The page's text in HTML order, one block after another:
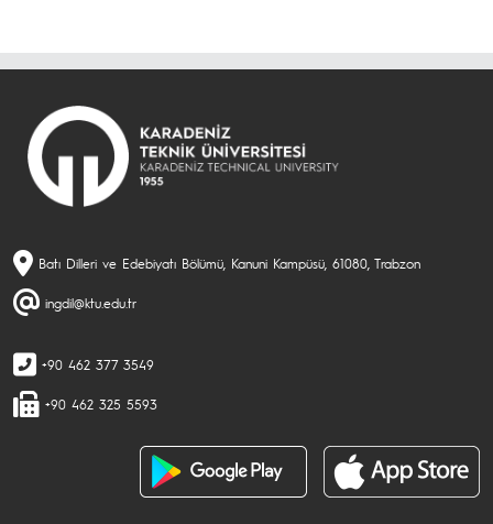
Batı Dilleri ve Edebiyatı Bölümü, Kanuni Kampüsü, 61080, Trabzon
ingdil@ktu.edu.tr
+90 462 377 3549
+90 462 325 5593